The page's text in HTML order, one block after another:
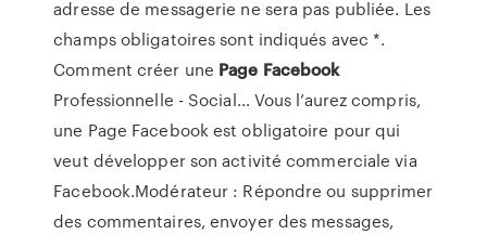
adresse de messagerie ne sera pas publiée. Les
champs obligatoires sont indiqués avec *.
Comment créer une Page Facebook
Professionnelle - Social… Vous l’aurez compris,
une Page Facebook est obligatoire pour qui
veut développer son activité commerciale via
Facebook.Modérateur : Répondre ou supprimer
des commentaires, envoyer des messages,